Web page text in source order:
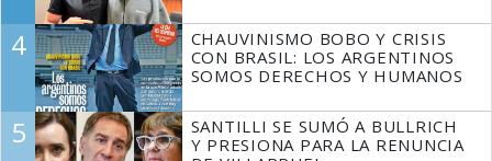
4
CHAUVINISMO BOBO Y CRISIS
CON BRASIL: LOS ARGENTINOS
SOMOS DERECHOS Y HUMANOS
5
SANTILLI SE SUMÓ A BULLRICH
Y PRESIONA PARA LA RENUNCIA